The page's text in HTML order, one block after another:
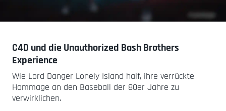
C4D und die Unauthorized Bash Brothers
Experience
Wie Lord Danger Lonely Island half, ihre verrückte
Hommage an den Baseball der 80er Jahre zu
verwirklichen.